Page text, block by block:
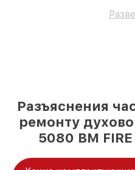
Разъяснения
ремонту
5080 BM